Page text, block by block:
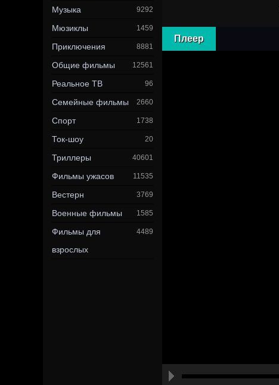
Музыка 9292
Мюзиклы 1459
Приключения 8881
Общие фильмы 12561
Реальное ТВ 96
Семейные фильмы 2660
Спорт 1738
Ток-шоу 20
Триллеры 40601
Фильмы ужасов 11535
Вестерн 3769
Военные фильмы 1585
Фильмы для
взрослых
4489
Плеер